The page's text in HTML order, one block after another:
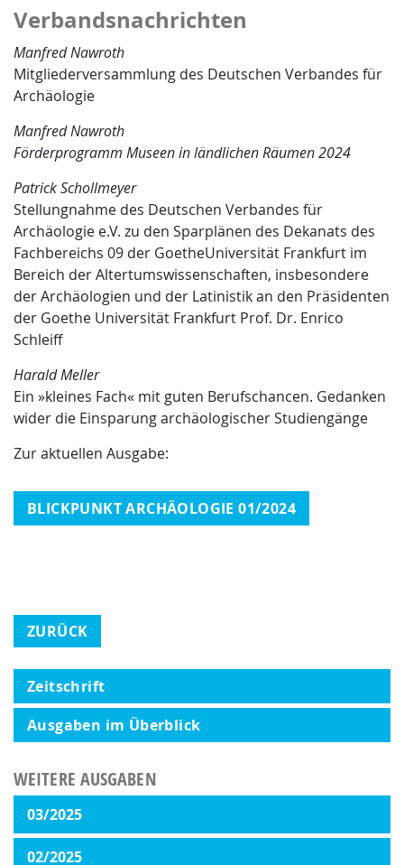
Verbandsnachrichten
Manfred Nawroth
Mitgliederversammlung des Deutschen Verbandes für
Archäologie
Manfred Nawroth
Förderprogramm Museen in ländlichen Räumen 2024
Patrick Schollmeyer
Stellungnahme des Deutschen Verbandes für
Archäologie e.V. zu den Sparplänen des Dekanats des
Fachbereichs 09 der GoetheUniversität Frankfurt im
Bereich der Altertumswissenschaften, insbesondere
der Archäologien und der Latinistik an den Präsidenten
der Goethe Universität Frankfurt Prof. Dr. Enrico
Schleiff
Harald Meller
Ein »kleines Fach« mit guten Berufschancen. Gedanken
wider die Einsparung archäologischer Studiengänge
Zur aktuellen Ausgabe:
BLICKPUNKT ARCHÄOLOGIE 01/2024
ZURÜCK
Zeitschrift
Ausgaben im Überblick
WEITERE AUSGABEN
03/2025
02/2025